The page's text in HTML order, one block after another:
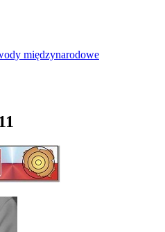
międzynarodowe